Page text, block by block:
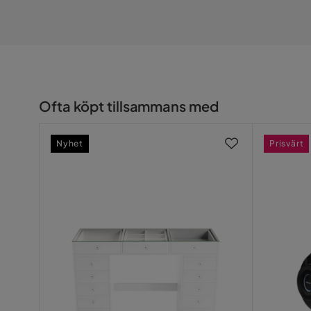
Ofta köpt tillsammans med
Nyhet Prisvärt